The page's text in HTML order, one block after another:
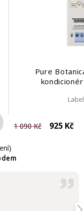
Do košíku
Pure
1 090 Kč 925 Kč